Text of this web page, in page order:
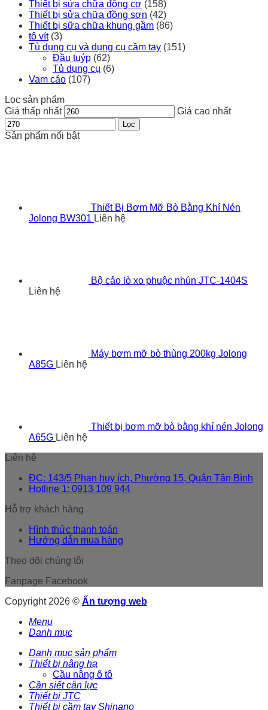
Thiết bị sửa chữa động cơ (158)
Thiết bị sửa chữa đồng sơn (42)
Thiết bị sữa chữa khung gầm (86)
tô vít (3)
Tủ dụng cụ và dụng cụ cầm tay (151)
Đầu tuýp (62)
Tủ dụng cụ (6)
Vam cảo (107)
Lọc sản phẩm
Giá thấp nhất
Giá cao nhất
Lọc
Sản phẩm nổi bật
Thiết Bị Bơm Mỡ Bò Bằng Khí Nén
Jolong BW301 Liên hệ
Bộ cảo lò xo phuộc nhún JTC-1404S
Liên hệ
Máy bơm mỡ bò thùng 200kg Jolong
A85G Liên hệ
Thiết bị bơm mỡ bò bằng khí nén Jolong
A65G Liên hệ
Liên hệ
ĐC: 143/5 Phan huy ích, Phường 15, Quận Tân Bình
Hotline 1: 0913 109 944
Hỗ trợ khách hàng
Hình thức thanh toán
Hướng dẫn mua hàng
Theo dõi chúng tôi
Fanpage Facebook
Copyright 2026 © Ấn tượng web
Menu
Danh mục
Danh mục sản phẩm
Thiết bị nâng hạ
Cầu nâng ô tô
Cần siết cân lực
Thiết bị JTC
Thiết bị cầm tay Shinano